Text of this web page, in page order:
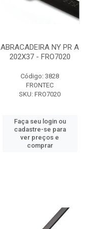
ABRACADEIRA NY PR A
202X37 - FRO7020
Código: 3828
FRONTEC
SKU: FRO7020
Faça seu login ou
cadastre-se para
ver preços e
comprar